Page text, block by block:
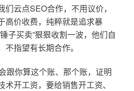
云点SEO合作，不用议价，
高价收费，纯粹就是追求暴
子买卖”狠狠收割一波，他们自
指望有长期合作。
跟你算这个账、那个账，证明
开工资，要给销售开工资、